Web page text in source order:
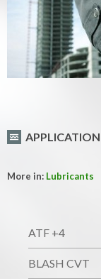
APPLICATION
More in: Lubricants
ATF +4
BLASH CVT